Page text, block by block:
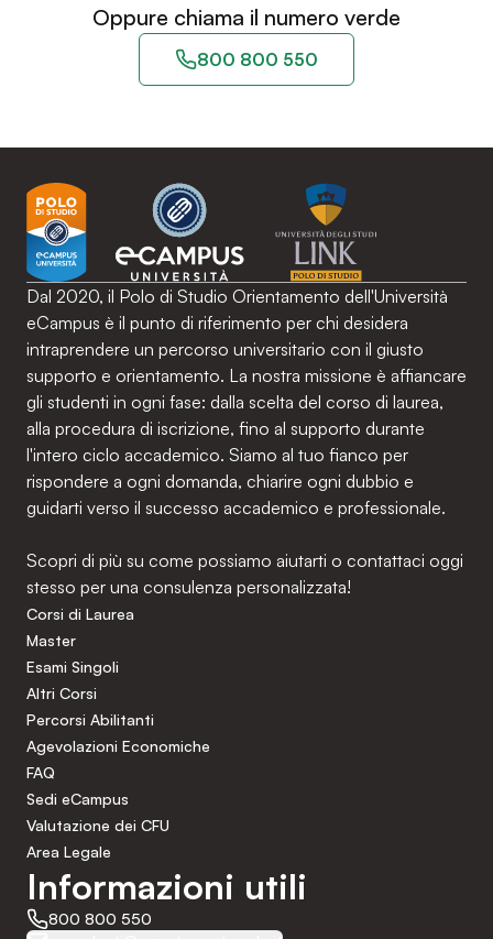
Oppure chiama il numero verde
800 800 550
Dal 2020, il Polo di Studio Orientamento dell'Università
eCampus è il punto di riferimento per chi desidera
intraprendere un percorso universitario con il giusto
supporto e orientamento. La nostra missione è affiancare
gli studenti in ogni fase: dalla scelta del corso di laurea,
alla procedura di iscrizione, fino al supporto durante
l'intero ciclo accademico. Siamo al tuo fianco per
rispondere a ogni domanda, chiarire ogni dubbio e
guidarti verso il successo accademico e professionale.
Scopri di più su come possiamo aiutarti o contattaci oggi
stesso per una consulenza personalizzata!
Corsi di Laurea
Master
Esami Singoli
Altri Corsi
Percorsi Abilitanti
Agevolazioni Economiche
FAQ
Sedi eCampus
Valutazione dei CFU
Area Legale
Informazioni utili
800 800 550